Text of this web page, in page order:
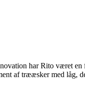
har Rito været en
af trææsker med låg,